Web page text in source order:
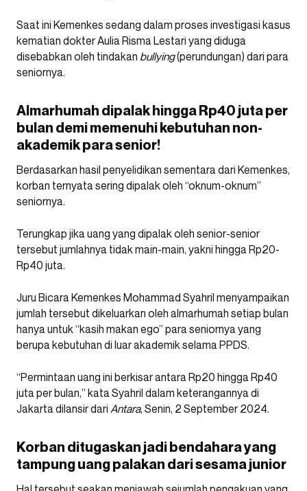
Saat ini Kemenkes sedang dalam proses investigasi kasus
kematian dokter Aulia Risma Lestari yang diduga
disebabkan oleh tindakan bullying(perundungan) dari para
seniornya.
Almarhumah dipalak hingga Rp40 juta per
bulan demi memenuhi kebutuhan non-
akademik para senior!
Berdasarkan hasil penyelidikan sementara dari Kemenkes,
korban ternyata sering dipalak oleh “oknum-oknum”
seniornya.
Terungkap jika uang yang dipalak oleh senior-senior
tersebut jumlahnya tidak main-main, yakni hingga Rp20-
Rp40 juta.
Juru Bicara Kemenkes Mohammad Syahril menyampaikan
jumlah tersebut dikeluarkan oleh almarhumah setiap bulan
hanya untuk “kasih makan ego” para seniornya yang
berupa kebutuhan di luar akademik selama PPDS.
“Permintaan uang ini berkisar antara Rp20 hingga Rp40
juta per bulan,” kata Syahril dalam keterangannya di
Jakarta dilansir dari Antara, Senin, 2 September 2024.
Korban ditugaskan jadi bendahara yang
tampung uang palakan dari sesama junior